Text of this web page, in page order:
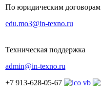
По юридическим договорам
edu.mo3@in-texno.ru
Техническая поддержка
admin@in-texno.ru
+7 913-628-05-67